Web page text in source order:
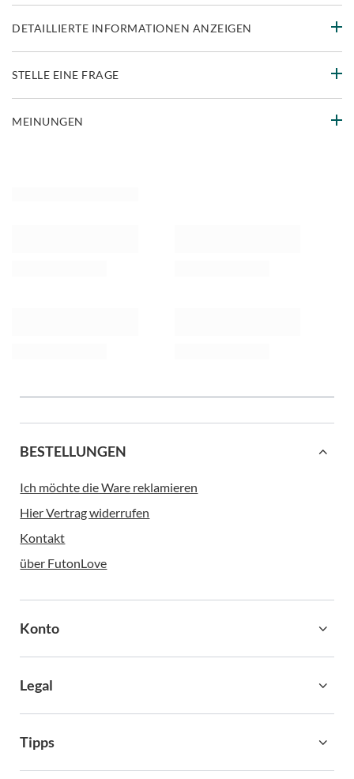
DETAILLIERTE INFORMATIONEN ANZEIGEN
STELLE EINE FRAGE
MEINUNGEN
BESTELLUNGEN
Ich möchte die Ware reklamieren
Hier Vertrag widerrufen
Kontakt
über FutonLove
Konto
Legal
Tipps